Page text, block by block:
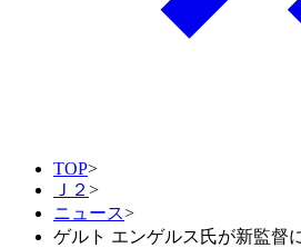
TOP>
Ｊ２ >
ニュース>
ゲルト エンゲルス氏が新監督